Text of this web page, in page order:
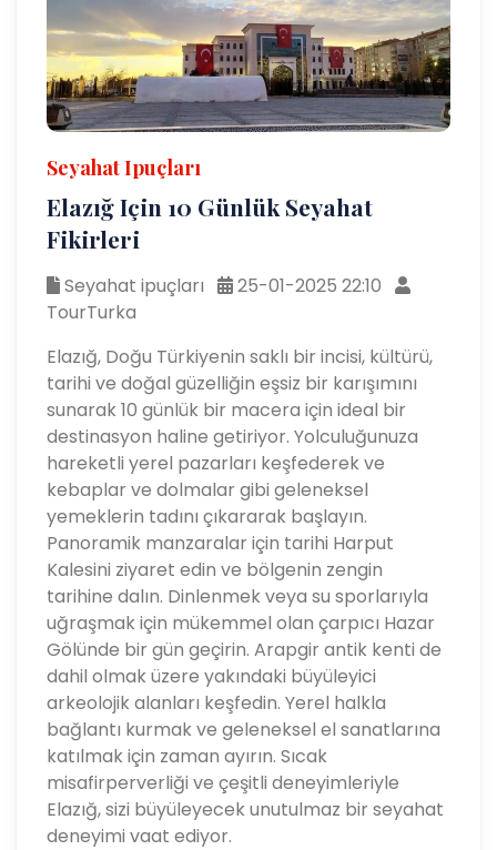
Seyahat Ipuçları
Elazığ Için 10 Günlük Seyahat
Fikirleri
Seyahat ipuçları
25-01-2025 22:10
TourTurka
Elazığ, Doğu Türkiyenin saklı bir incisi, kültürü,
tarihi ve doğal güzelliğin eşsiz bir karışımını
sunarak 10 günlük bir macera için ideal bir
destinasyon haline getiriyor. Yolculuğunuza
hareketli yerel pazarları keşfederek ve
kebaplar ve dolmalar gibi geleneksel
yemeklerin tadını çıkararak başlayın.
Panoramik manzaralar için tarihi Harput
Kalesini ziyaret edin ve bölgenin zengin
tarihine dalın. Dinlenmek veya su sporlarıyla
uğraşmak için mükemmel olan çarpıcı Hazar
Gölünde bir gün geçirin. Arapgir antik kenti de
dahil olmak üzere yakındaki büyüleyici
arkeolojik alanları keşfedin. Yerel halkla
bağlantı kurmak ve geleneksel el sanatlarına
katılmak için zaman ayırın. Sıcak
misafirperverliği ve çeşitli deneyimleriyle
Elazığ, sizi büyüleyecek unutulmaz bir seyahat
deneyimi vaat ediyor.